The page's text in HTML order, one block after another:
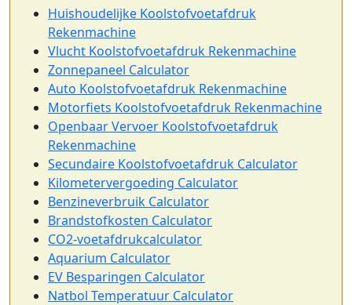
Huishoudelijke Koolstofvoetafdruk
Rekenmachine
Vlucht Koolstofvoetafdruk Rekenmachine
Zonnepaneel Calculator
Auto Koolstofvoetafdruk Rekenmachine
Motorfiets Koolstofvoetafdruk Rekenmachine
Openbaar Vervoer Koolstofvoetafdruk
Rekenmachine
Secundaire Koolstofvoetafdruk Calculator
Kilometervergoeding Calculator
Benzineverbruik Calculator
Brandstofkosten Calculator
CO2-voetafdrukcalculator
Aquarium Calculator
EV Besparingen Calculator
Natbol Temperatuur Calculator